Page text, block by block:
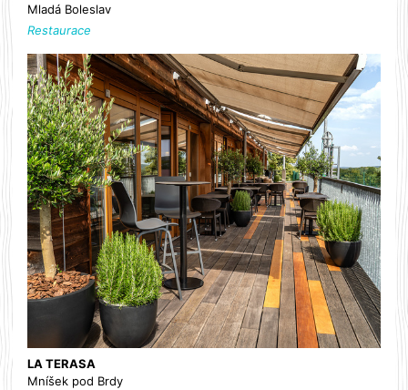
Mladá Boleslav
Restaurace
LA TERASA
Mníšek pod Brdy